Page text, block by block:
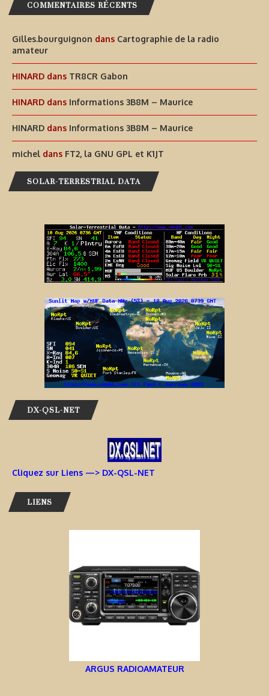
COMMENTAIRES RÉCENTS
Gilles.bourguignon dans Cartographie de la radio
amateur
HINARD dans TR8CR Gabon
HINARD dans Informations 3B8M – Maurice
HINARD dans Informations 3B8M – Maurice
michel dans FT2, la GNU GPL et K1JT
SOLAR-TERRESTRIAL DATA
DX-QSL-NET
Cliquez sur Liens —> DX-QSL-NET
LIENS
ARGUS RADIOAMATEUR